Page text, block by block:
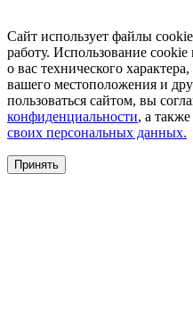
Сайт использует файлы
работу. Использование
о вас технического
вашего местоположения и
пользоваться сайтом, вы
конфиденциальности, а также
своих персональных данных.
Принять